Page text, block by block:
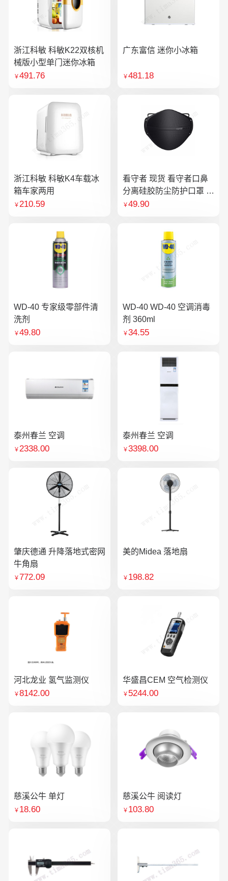
浙江科敏 科敏K22双核机
械版小型单门迷你冰箱
￥491.76
广东富信 迷你小冰箱
￥481.18
浙江科敏 科敏K4车载冰
箱车家两用
￥210.59
看守者 现货 看守者口鼻
分离硅胶防尘防护口罩 1
个口罩含10片滤芯
￥49.90
WD-40 专家级零部件清
洗剂
￥49.80
WD-40 WD-40 空调消毒
剂 360ml
￥34.55
泰州春兰 空调
￥2338.00
泰州春兰 空调
￥3398.00
肇庆德通 升降落地式密网
牛角扇
￥772.09
美的Midea 落地扇
￥ 198.82
河北龙业 氢气监测仪
￥8142.00
华盛昌CEM 空气检测仪
￥ 5244.00
慈溪公牛 单灯
￥ 18.60
慈溪公牛 阅读灯
￥ 103.80